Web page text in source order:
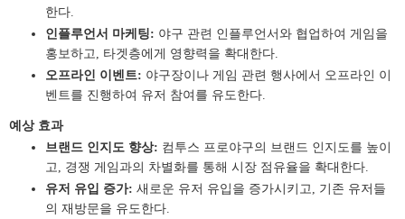
한다.
인플루언서 마케팅: 야구 관련 인플루언서와 협업하여 게임을
홍보하고, 타겟층에게 영향력을 확대한다.
오프라인 이벤트: 야구장이나 게임 관련 행사에서 오프라인 이
벤트를 진행하여 유저 참여를 유도한다.
예상 효과
브랜드 인지도 향상: 컴투스 프로야구의 브랜드 인지도를 높이
고, 경쟁 게임과의 차별화를 통해 시장 점유율을 확대한다.
유저 유입 증가: 새로운 유저 유입을 증가시키고, 기존 유저들
의 재방문을 유도한다.